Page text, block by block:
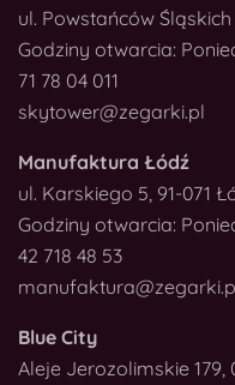
ul. Powstańców Śląskich
Godziny otwarcia:
71 78 04 011
skytower@zegarki.pl
Manufaktura Łódź
ul. Karskiego 5, 91-071
Godziny otwarcia:
42 718 48 53
Blue City
Aleje Jerozolimskie